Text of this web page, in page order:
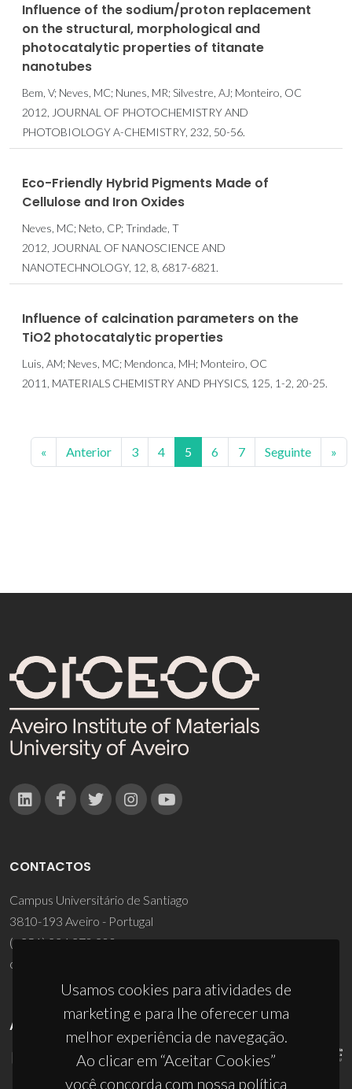
Influence of the sodium/proton replacement
on the structural, morphological and
photocatalytic properties of titanate
nanotubes
Bem, V; Neves, MC; Nunes, MR; Silvestre, AJ; Monteiro, OC
2012, JOURNAL OF PHOTOCHEMISTRY AND
PHOTOBIOLOGY A-CHEMISTRY, 232, 50-56.
Eco-Friendly Hybrid Pigments Made of
Cellulose and Iron Oxides
Neves, MC; Neto, CP; Trindade, T
2012, JOURNAL OF NANOSCIENCE AND
NANOTECHNOLOGY, 12, 8, 6817-6821.
Influence of calcination parameters on the
TiO2 photocatalytic properties
Luis, AM; Neves, MC; Mendonca, MH; Monteiro, OC
2011, MATERIALS CHEMISTRY AND PHYSICS, 125, 1-2, 20-25.
« Anterior 3 4 5 6 7 Seguinte »
Usamos cookies para atividades de
marketing e para lhe oferecer uma
melhor experiência de navegação.
Ao clicar em “Aceitar Cookies”
você concorda com nossa política
CONTACTOS
Campus Universitário de Santiago
3810-193 Aveiro - Portugal
(+351) 234 370 200
ciceco@ua.pt
APOIOS